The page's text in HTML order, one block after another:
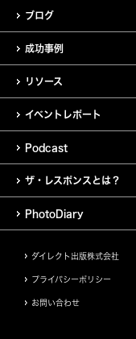
ブログ
成功事例
リソース
イベントレポート
Podcast
ザ・レスポンスとは？
PhotoDiary
ダイレクト出版株式会社
プライバシーポリシー
お問い合わせ